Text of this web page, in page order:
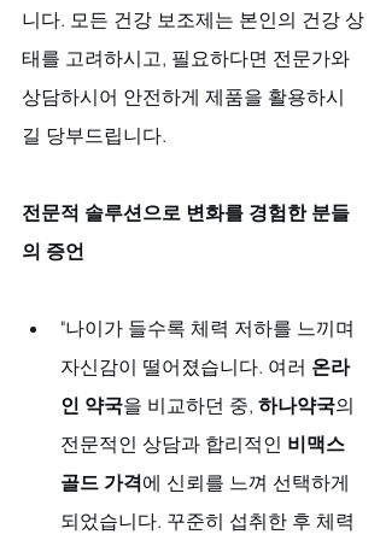
니다. 모든 건강 보조제는 본인의 건강 상
태를 고려하시고, 필요하다면 전문가와
상담하시어 안전하게 제품을 활용하시
길 당부드립니다.
전문적 솔루션으로 변화를 경험한 분들
의 증언
"나이가 들수록 체력 저하를 느끼며
자신감이 떨어졌습니다. 여러 온라
인 약국을 비교하던 중, 하나약국의
전문적인 상담과 합리적인 비맥스
골드 가격에 신뢰를 느껴 선택하게
되었습니다. 꾸준히 섭취한 후 체력